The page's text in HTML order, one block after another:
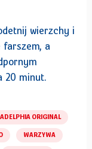
wierzchy i
farszem, a
20 minut.
ORIGINAL
WARZYWA